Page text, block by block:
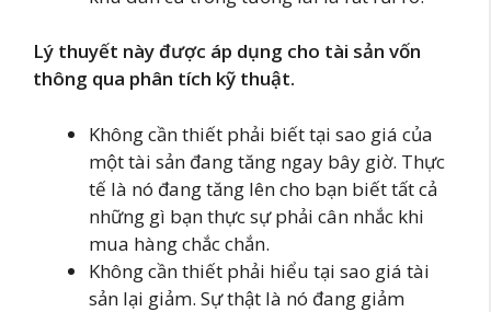
Lý thuyết này được áp dụng cho tài sản vốn
thông qua phân tích kỹ thuật.
Không cần thiết phải biết tại sao giá của
một tài sản đang tăng ngay bây giờ. Thực
tế là nó đang tăng lên cho bạn biết tất cả
những gì bạn thực sự phải cân nhắc khi
mua hàng chắc chắn.
Không cần thiết phải hiểu tại sao giá tài
sản lại giảm. Sự thật là nó đang giảm